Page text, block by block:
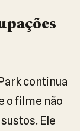
continua
o filme não
Ele